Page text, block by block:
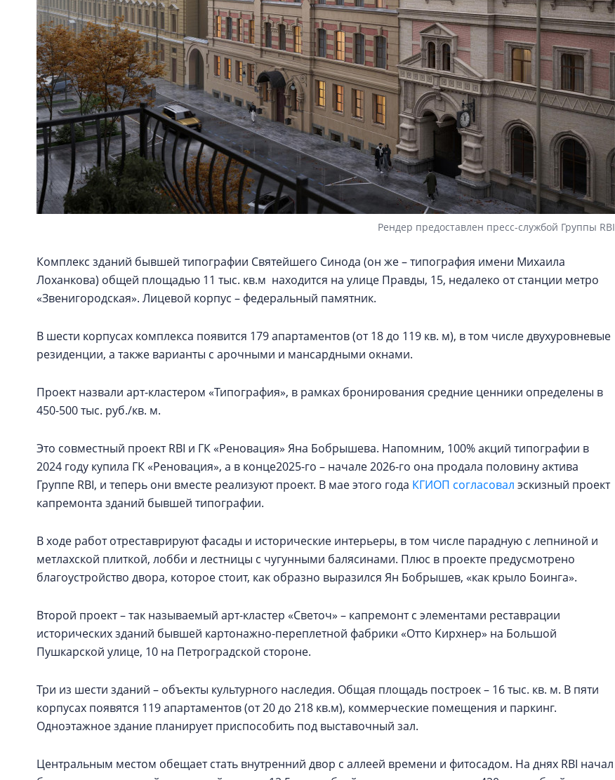
Рендер предоставлен пресс-службой Группы RBI
Комплекс зданий бывшей типографии Святейшего Синода (он же – типография имени Михаила
Лоханкова) общей площадью 11 тыс. кв.м находится на улице Правды, 15, недалеко от станции метро
«Звенигородская». Лицевой корпус – федеральный памятник.
В шести корпусах комплекса появится 179 апартаментов (от 18 до 119 кв. м), в том числе двухуровневые
резиденции, а также варианты с арочными и мансардными окнами.
Проект назвали арт-кластером «Типография», в рамках бронирования средние ценники определены в
450-500 тыс. руб./кв. м.
Это совместный проект RBI и ГК «Реновация» Яна Бобрышева. Напомним, 100% акций типографии в
2024 году купила ГК «Реновация», а в конце2025-го – начале 2026-го она продала половину актива
Группе RBI, и теперь они вместе реализуют проект. В мае этого года КГИОП согласовал эскизный проект
капремонта зданий бывшей типографии.
В ходе работ отреставрируют фасады и исторические интерьеры, в том числе парадную с лепниной и
метлахской плиткой, лобби и лестницы с чугунными балясинами. Плюс в проекте предусмотрено
благоустройство двора, которое стоит, как образно выразился Ян Бобрышев, «как крыло Боинга».
Второй проект – так называемый арт-кластер «Светоч» – капремонт с элементами реставрации
исторических зданий бывшей картонажно-переплетной фабрики «Отто Кирхнер» на Большой
Пушкарской улице, 10 на Петроградской стороне.
Три из шести зданий – объекты культурного наследия. Общая площадь построек – 16 тыс. кв. м. В пяти
корпусах появятся 119 апартаментов (от 20 до 218 кв.м), коммерческие помещения и паркинг.
Одноэтажное здание планирует приспособить под выставочный зал.
Центральным местом обещает стать внутренний двор с аллеей времени и фитосадом. На днях RBI начал